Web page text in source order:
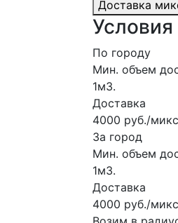
Доставка
По городу
Мин. объем
1м3.
Доставка
4000 руб./
За город
Мин. объем
1м3.
Доставка
4000 руб./